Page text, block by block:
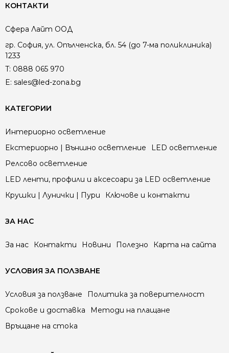
КОНТАКТИ
Сфера Лайт ООД
гр. София, ул. Опълченска, бл. 54 (до 7-ма поликлиника)
1233
T: 0888 065 970
E: sales@led-zona.bg
КАТЕГОРИИ
Интериорно осветление
Екстериорно | Външно осветление
LED осветление
Релсово осветление
LED ленти, профили и аксесоари за LED осветление
Крушки | Лунички | Пури
Ключове и контакти
ЗА НАС
За нас Контакти Новини Полезно Карта на сайта
УСЛОВИЯ ЗА ПОЛЗВАНЕ
Условия за ползване
Политика за поверителност
Срокове и доставка
Методи на плащане
Връщане на стока